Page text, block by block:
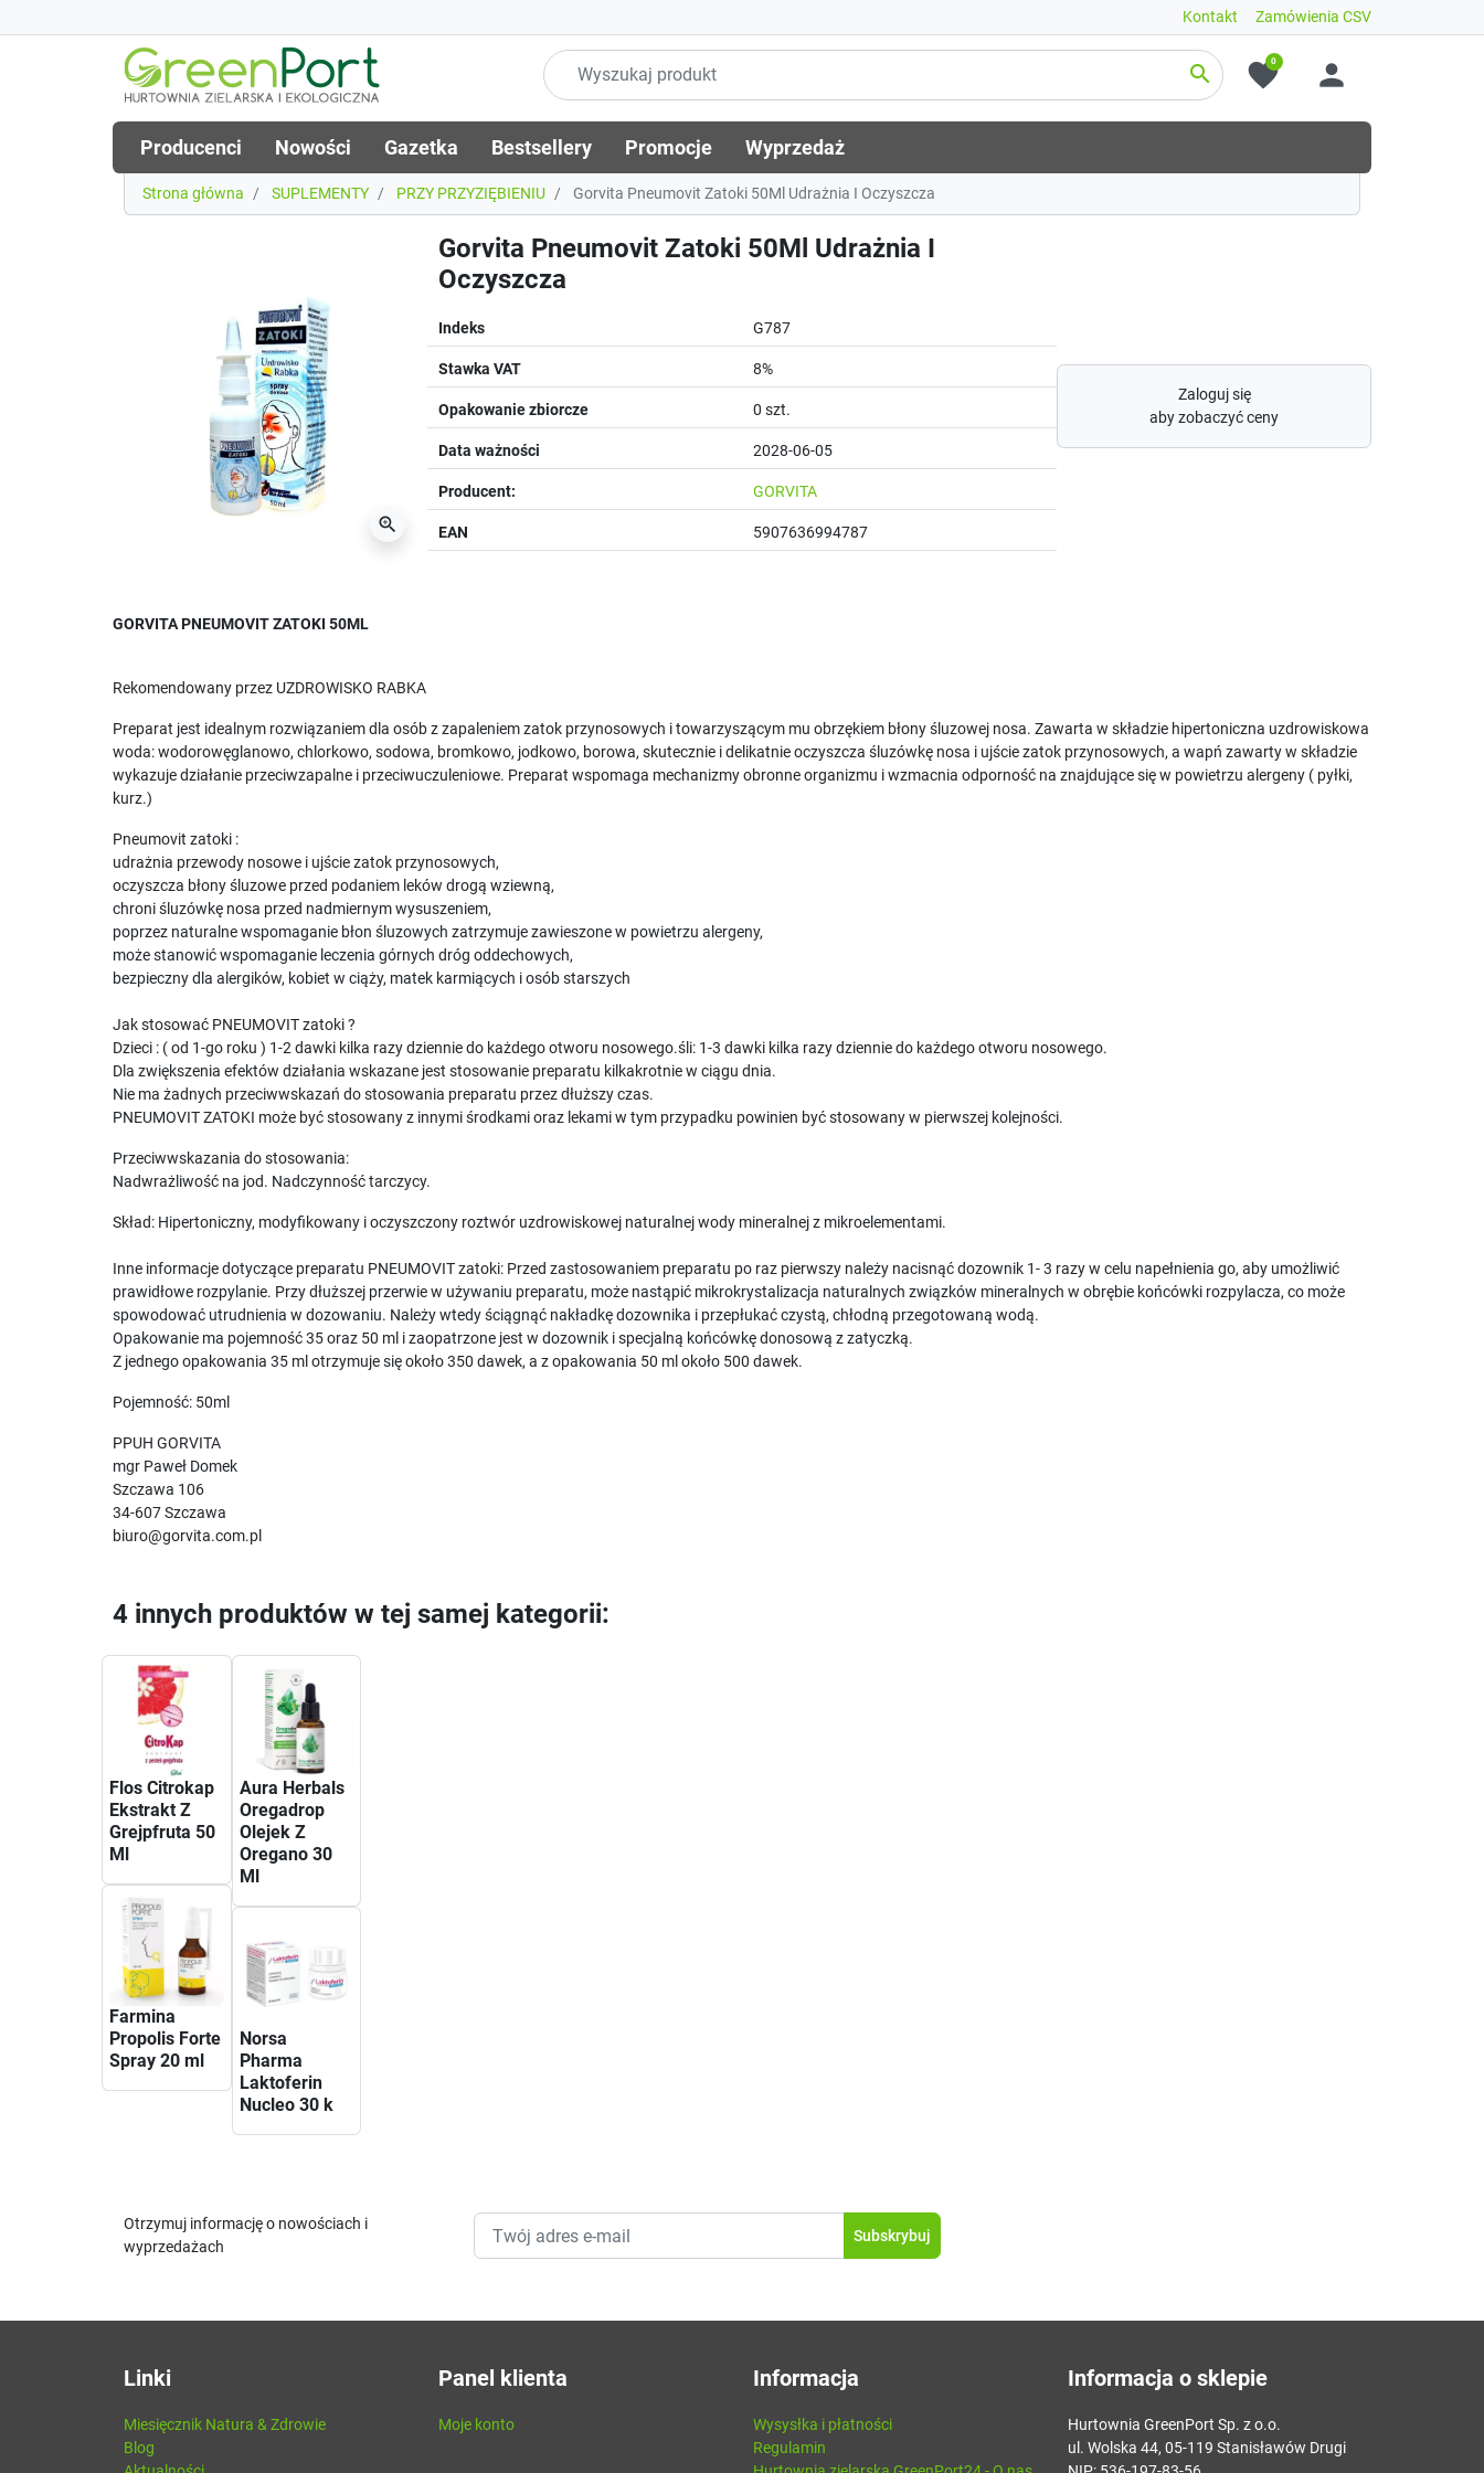
Zamówienia CSV
Kontakt
search favorite
0 person
Producenci Nowości Gazetka Bestsellery Promocje Wyprzedaż
Strona główna SUPLEMENTY PRZY PRZYZIĘBIENIU Gorvita Pneumovit Zatoki 50Ml Udrażnia I Oczyszcza
zoom_in
Gorvita Pneumovit Zatoki 50Ml Udrażnia I
Oczyszcza
Indeks G787
Stawka VAT 8%
Opakowanie zbiorcze 0 szt.
Data ważności 2028-06-05
Producent: GORVITA
EAN 5907636994787
Zaloguj się
aby zobaczyć ceny
GORVITA PNEUMOVIT ZATOKI 50ML
Rekomendowany przez UZDROWISKO RABKA
Preparat jest idealnym rozwiązaniem dla osób z zapaleniem zatok przynosowych i towarzyszącym mu obrzękiem błony śluzowej nosa. Zawarta w składzie hipertoniczna uzdrowiskowa
woda: wodorowęglanowo, chlorkowo, sodowa, bromkowo, jodkowo, borowa, skutecznie i delikatnie oczyszcza śluzówkę nosa i ujście zatok przynosowych, a wapń zawarty w składzie
wykazuje działanie przeciwzapalne i przeciwuczuleniowe. Preparat wspomaga mechanizmy obronne organizmu i wzmacnia odporność na znajdujące się w powietrzu alergeny ( pyłki,
kurz.)
Pneumovit zatoki :
udrażnia przewody nosowe i ujście zatok przynosowych,
oczyszcza błony śluzowe przed podaniem leków drogą wziewną,
chroni śluzówkę nosa przed nadmiernym wysuszeniem,
poprzez naturalne wspomaganie błon śluzowych zatrzymuje zawieszone w powietrzu alergeny,
może stanowić wspomaganie leczenia górnych dróg oddechowych,
bezpieczny dla alergików, kobiet w ciąży, matek karmiących i osób starszych
Jak stosować PNEUMOVIT zatoki ?
Dzieci : ( od 1-go roku ) 1-2 dawki kilka razy dziennie do każdego otworu nosowego.śli: 1-3 dawki kilka razy dziennie do każdego otworu nosowego.
Dla zwiększenia efektów działania wskazane jest stosowanie preparatu kilkakrotnie w ciągu dnia.
Nie ma żadnych przeciwwskazań do stosowania preparatu przez dłuższy czas.
PNEUMOVIT ZATOKI może być stosowany z innymi środkami oraz lekami w tym przypadku powinien być stosowany w pierwszej kolejności.
Przeciwwskazania do stosowania:
Nadwrażliwość na jod. Nadczynność tarczycy.
Skład: Hipertoniczny, modyfikowany i oczyszczony roztwór uzdrowiskowej naturalnej wody mineralnej z mikroelementami.
Inne informacje dotyczące preparatu PNEUMOVIT zatoki: Przed zastosowaniem preparatu po raz pierwszy należy nacisnąć dozownik 1- 3 razy w celu napełnienia go, aby umożliwić
prawidłowe rozpylanie. Przy dłuższej przerwie w używaniu preparatu, może nastąpić mikrokrystalizacja naturalnych związków mineralnych w obrębie końcówki rozpylacza, co może
spowodować utrudnienia w dozowaniu. Należy wtedy ściągnąć nakładkę dozownika i przepłukać czystą, chłodną przegotowaną wodą.
Opakowanie ma pojemność 35 oraz 50 ml i zaopatrzone jest w dozownik i specjalną końcówkę donosową z zatyczką.
Z jednego opakowania 35 ml otrzymuje się około 350 dawek, a z opakowania 50 ml około 500 dawek.
Pojemność: 50ml
PPUH GORVITA
mgr Paweł Domek
Szczawa 106
34-607 Szczawa
biuro@gorvita.com.pl
4 innych produktów w tej samej kategorii:
Flos Citrokap
Ekstrakt Z
Grejpfruta 50
Ml
Farmina
Propolis Forte
Spray 20 ml
Aura Herbals
Oregadrop
Olejek Z
Oregano 30
Ml
Norsa
Pharma
Laktoferin
Nucleo 30 k
Otrzymuj informację o nowościach i
wyprzedażach
Linki
Miesięcznik Natura & Zdrowie
Blog
Panel klienta
Moje konto
Informacja
Wysysłka i płatności
Regulamin
Informacja o sklepie
Hurtownia GreenPort Sp. z o.o.
ul. Wolska 44, 05-119 Stanisławów Drugi